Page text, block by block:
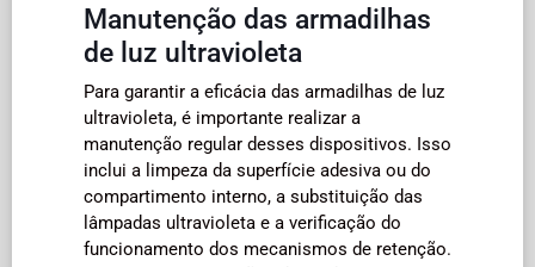
Manutenção das armadilhas
de luz ultravioleta
Para garantir a eficácia das armadilhas de luz
ultravioleta, é importante realizar a
manutenção regular desses dispositivos. Isso
inclui a limpeza da superfície adesiva ou do
compartimento interno, a substituição das
lâmpadas ultravioleta e a verificação do
funcionamento dos mecanismos de retenção.